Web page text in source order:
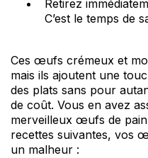
Retirez
C’est le temps de
Ces œufs crémeux et
mais ils ajoutent une
des plats sans pour
de coût. Vous en avez
merveilleux œufs de
recettes suivantes, vos
un malheur :